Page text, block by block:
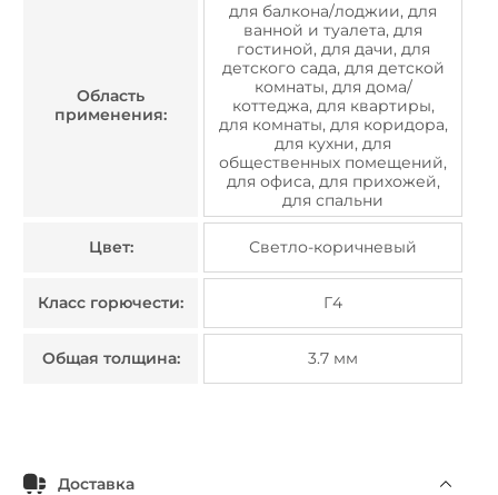
Доставка
Область
применения:
для балкона/лоджии, для
ванной и туалета, для
гостиной, для дачи, для
детского сада, для детской
комнаты, для дома/
коттеджа, для квартиры,
для комнаты, для коридора,
для кухни, для
общественных помещений,
для офиса, для прихожей,
для спальни
Цвет: Светло-коричневый
Класс горючести: Г4
Общая толщина: 3.7 мм